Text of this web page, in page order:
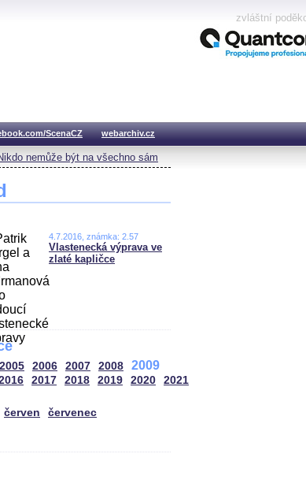
zvláštní
ScenaCZ webarchiv.cz
nemůže být na všechno sám
4.7.2016, známka: 2.57
Vlastenecká výprava ve
zlaté kapličce
2005 2006 2007 2008 2009
2017 2018 2019 2020
2021
červen
červenec